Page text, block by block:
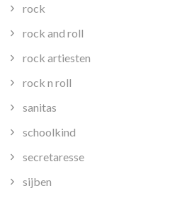
rock
rock and roll
rock artiesten
rock n roll
sanitas
schoolkind
secretaresse
sijben